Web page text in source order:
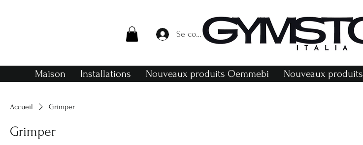
Se connecter
Maison Installations Nouveaux produits Oemmebi Nouveaux produits
Accueil Grimper
Grimper